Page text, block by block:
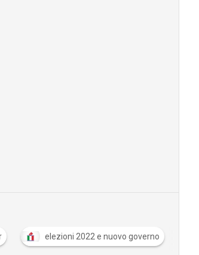
elezioni 2022 e nuovo governo F